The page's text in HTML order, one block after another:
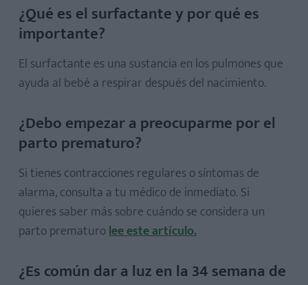
¿Qué es el surfactante y por qué es
importante?
El surfactante es una sustancia en los pulmones que
ayuda al bebé a respirar después del nacimiento.
¿Debo empezar a preocuparme por el
parto prematuro?
Si tienes contracciones regulares o síntomas de
alarma, consulta a tu médico de inmediato. Si
quieres saber más sobre cuándo se considera un
parto prematurolee este artículo.
¿Es común dar a luz en la 34 semana de